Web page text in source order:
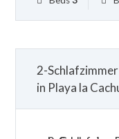
2-
in Playa la